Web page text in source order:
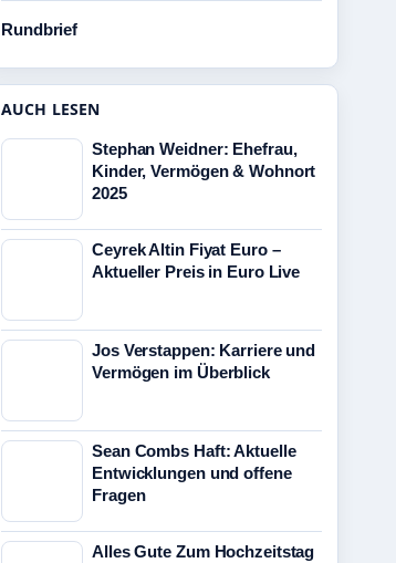
Rundbrief
AUCH LESEN
Stephan Weidner: Ehefrau,
Kinder, Vermögen & Wohnort
2025
Ceyrek Altin Fiyat Euro –
Aktueller Preis in Euro Live
Jos Verstappen: Karriere und
Vermögen im Überblick
Sean Combs Haft: Aktuelle
Entwicklungen und offene
Fragen
Alles Gute Zum Hochzeitstag